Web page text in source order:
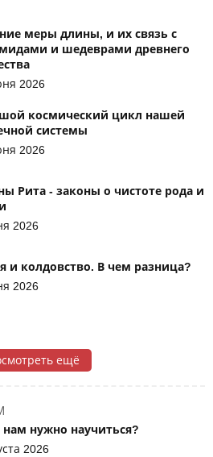
нужно научиться?
2026
меры длины, и их связь с
и шедеврами древнего
2026
космический цикл нашей
системы
2026
Рита - законы о чистоте рода и
2026
и колдовство. В чем разница?
2026
ещё